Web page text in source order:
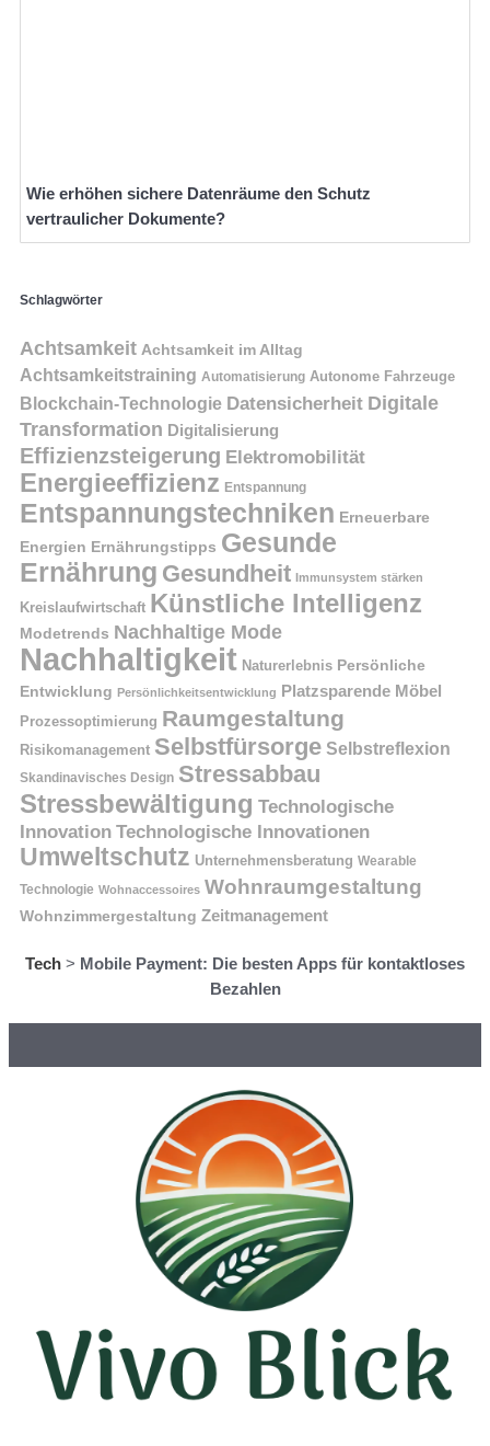
Wie erhöhen sichere Datenräume den Schutz
vertraulicher Dokumente?
Schlagwörter
Achtsamkeit Achtsamkeit im Alltag
Achtsamkeitstraining Automatisierung Autonome Fahrzeuge
Blockchain-Technologie Datensicherheit Digitale
Transformation Digitalisierung
Effizienzsteigerung Elektromobilität
Energieeffizienz Entspannung
Entspannungstechniken Erneuerbare
Energien Ernährungstipps Gesunde
Ernährung Gesundheit Immunsystem stärken
Kreislaufwirtschaft Künstliche Intelligenz
Modetrends Nachhaltige Mode
Nachhaltigkeit Naturerlebnis Persönliche
Entwicklung Persönlichkeitsentwicklung Platzsparende Möbel
Prozessoptimierung Raumgestaltung
Risikomanagement Selbstfürsorge Selbstreflexion
Skandinavisches Design Stressabbau
Stressbewältigung Technologische
Innovation Technologische Innovationen
Umweltschutz Unternehmensberatung Wearable
Technologie Wohnaccessoires Wohnraumgestaltung
Wohnzimmergestaltung Zeitmanagement
Tech > Mobile Payment: Die besten Apps für kontaktloses
Bezahlen